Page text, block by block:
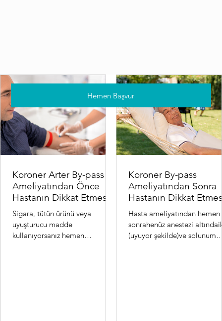
Koroner Arter By-pass
Ameliyatından Önce
Hastanın Dikkat Etmesi
Gereken Hususlar:
Sigara, tütün ürünü veya
uyuşturucu madde
kullanıyorsanız hemen
Koroner By-pass
Ameliyatından Sonra
Hastanın Dikkat
Gereken Hususlar:
Hasta ameliyatından hemen
sonrahenüz anestezi
(uyuyor şekilde)ve solunum
Hemen Başvur